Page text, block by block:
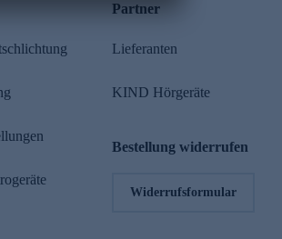
Partner
Lieferanten
KIND Hörgeräte
Bestellung widerrufen
Widerrufsformular